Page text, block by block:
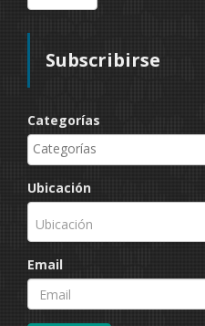
Subscribirse
Categorías
Ubicación
Ubicación
Email